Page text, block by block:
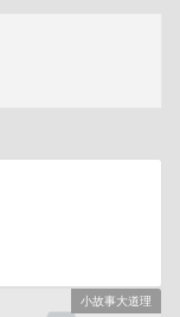
小故事大道理